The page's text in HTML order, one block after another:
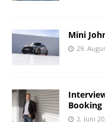
Mini
29.
Booking
2. Juni